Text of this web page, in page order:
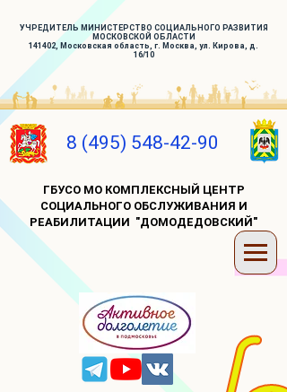
УЧРЕДИТЕЛЬ МИНИСТЕРСТВО СОЦИАЛЬНОГО РАЗВИТИЯ
МОСКОВСКОЙ ОБЛАСТИ
141402, Московская область, г. Москва, ул. Кирова, д.
16/10
8 (495) 548-42-90
ГБУСО МО КОМПЛЕКСНЫЙ ЦЕНТР
СОЦИАЛЬНОГО ОБСЛУЖИВАНИЯ И
РЕАБИЛИТАЦИИ "ДОМОДЕДОВСКИЙ"